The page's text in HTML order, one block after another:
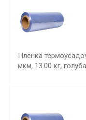
Пленка
мкм, 13.00 кг,